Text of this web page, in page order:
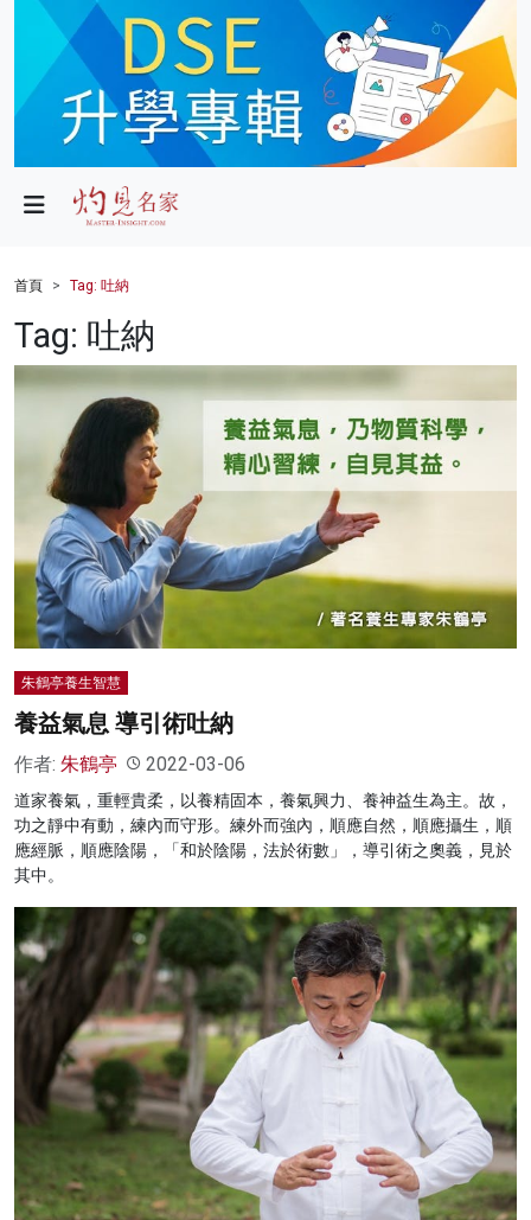
政局
財經
健康
商業
科技
影片
名家榜
灼見活動
首頁 Tag: 吐納
Tag: 吐納
朱鶴亭養生智慧
養益氣息 導引術吐納
作者: 朱鶴亭 2022-03-06
道家養氣，重輕貴柔，以養精固本，養氣興力、養神益生為主。故，
功之靜中有動，練內而守形。練外而強內，順應自然，順應攝生，順
應經脈，順應陰陽，「和於陰陽，法於術數」，導引術之奧義，見於
其中。